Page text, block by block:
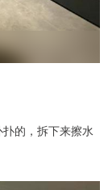
的，拆下来擦水